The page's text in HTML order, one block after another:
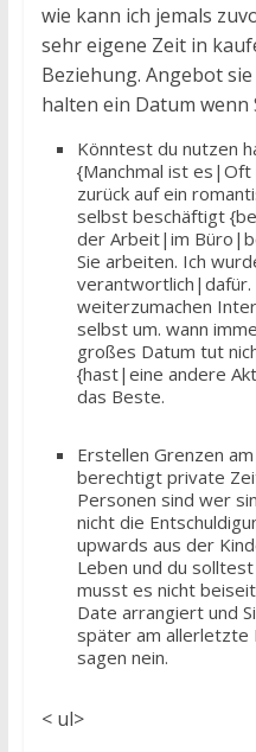
wie kann ich jemals
sehr eigene Zeit in
Beziehung. Angebot
halten ein Datum wenn
Könntest du nutzen
{Manchmal ist
zurück auf ein
selbst beschäftigt
der Arbeit|im
Sie arbeiten. Ich
verantwortlich|dafür.
weiterzumachen
selbst um. wann
großes Datum tut
{hast|eine andere
das Beste.
Erstellen Grenzen
berechtigt private
Personen sind wer
nicht die
upwards aus der
Leben und du
musst es nicht
Date arrangiert und
später am allerletzte
sagen nein.
< ul>